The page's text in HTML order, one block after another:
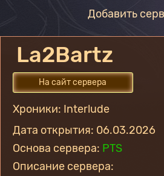
Добавить
La2Bartz
На сайт сервера
Хроники: Interlude
Дата открытия: 06.03.2026
Основа сервера: PTS
Описание сервера: